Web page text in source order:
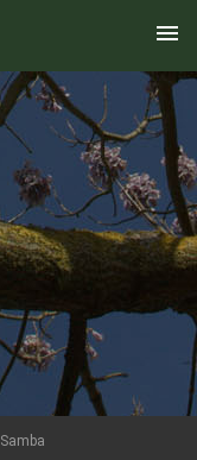

Samba